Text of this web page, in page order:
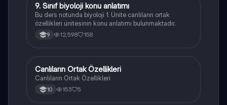
Biyoloji
9. Sınıf biyoloji konu anlatımı
Bu ders notunda biyoloji 1. Ünite canlıların ortak
özellikleri ünitesinin konu anlatımı bulunmaktadır.
9 12,598 158
Biyoloji
Canlıların Ortak Özellikleri
Canlıların Ortak Özellikleri
10 153 5